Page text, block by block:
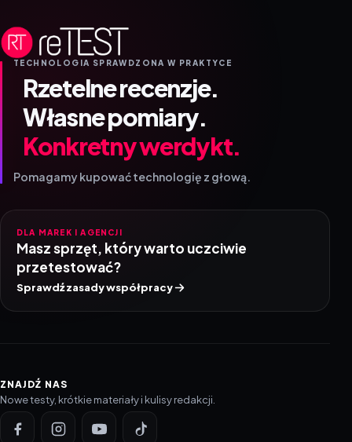
TECHNOLOGIA SPRAWDZONA W PRAKTYCE
Rzetelne recenzje.
Własne pomiary.
Konkretny werdykt.
Pomagamy kupować technologię z głową.
DLA MAREK I AGENCJI
Masz sprzęt, który warto uczciwie
przetestować?
Sprawdź zasady współpracy
ZNAJDŹ NAS
Nowe testy, krótkie materiały i kulisy redakcji.